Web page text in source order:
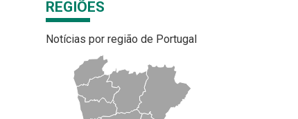
REGIÕES
Notícias por região de Portugal